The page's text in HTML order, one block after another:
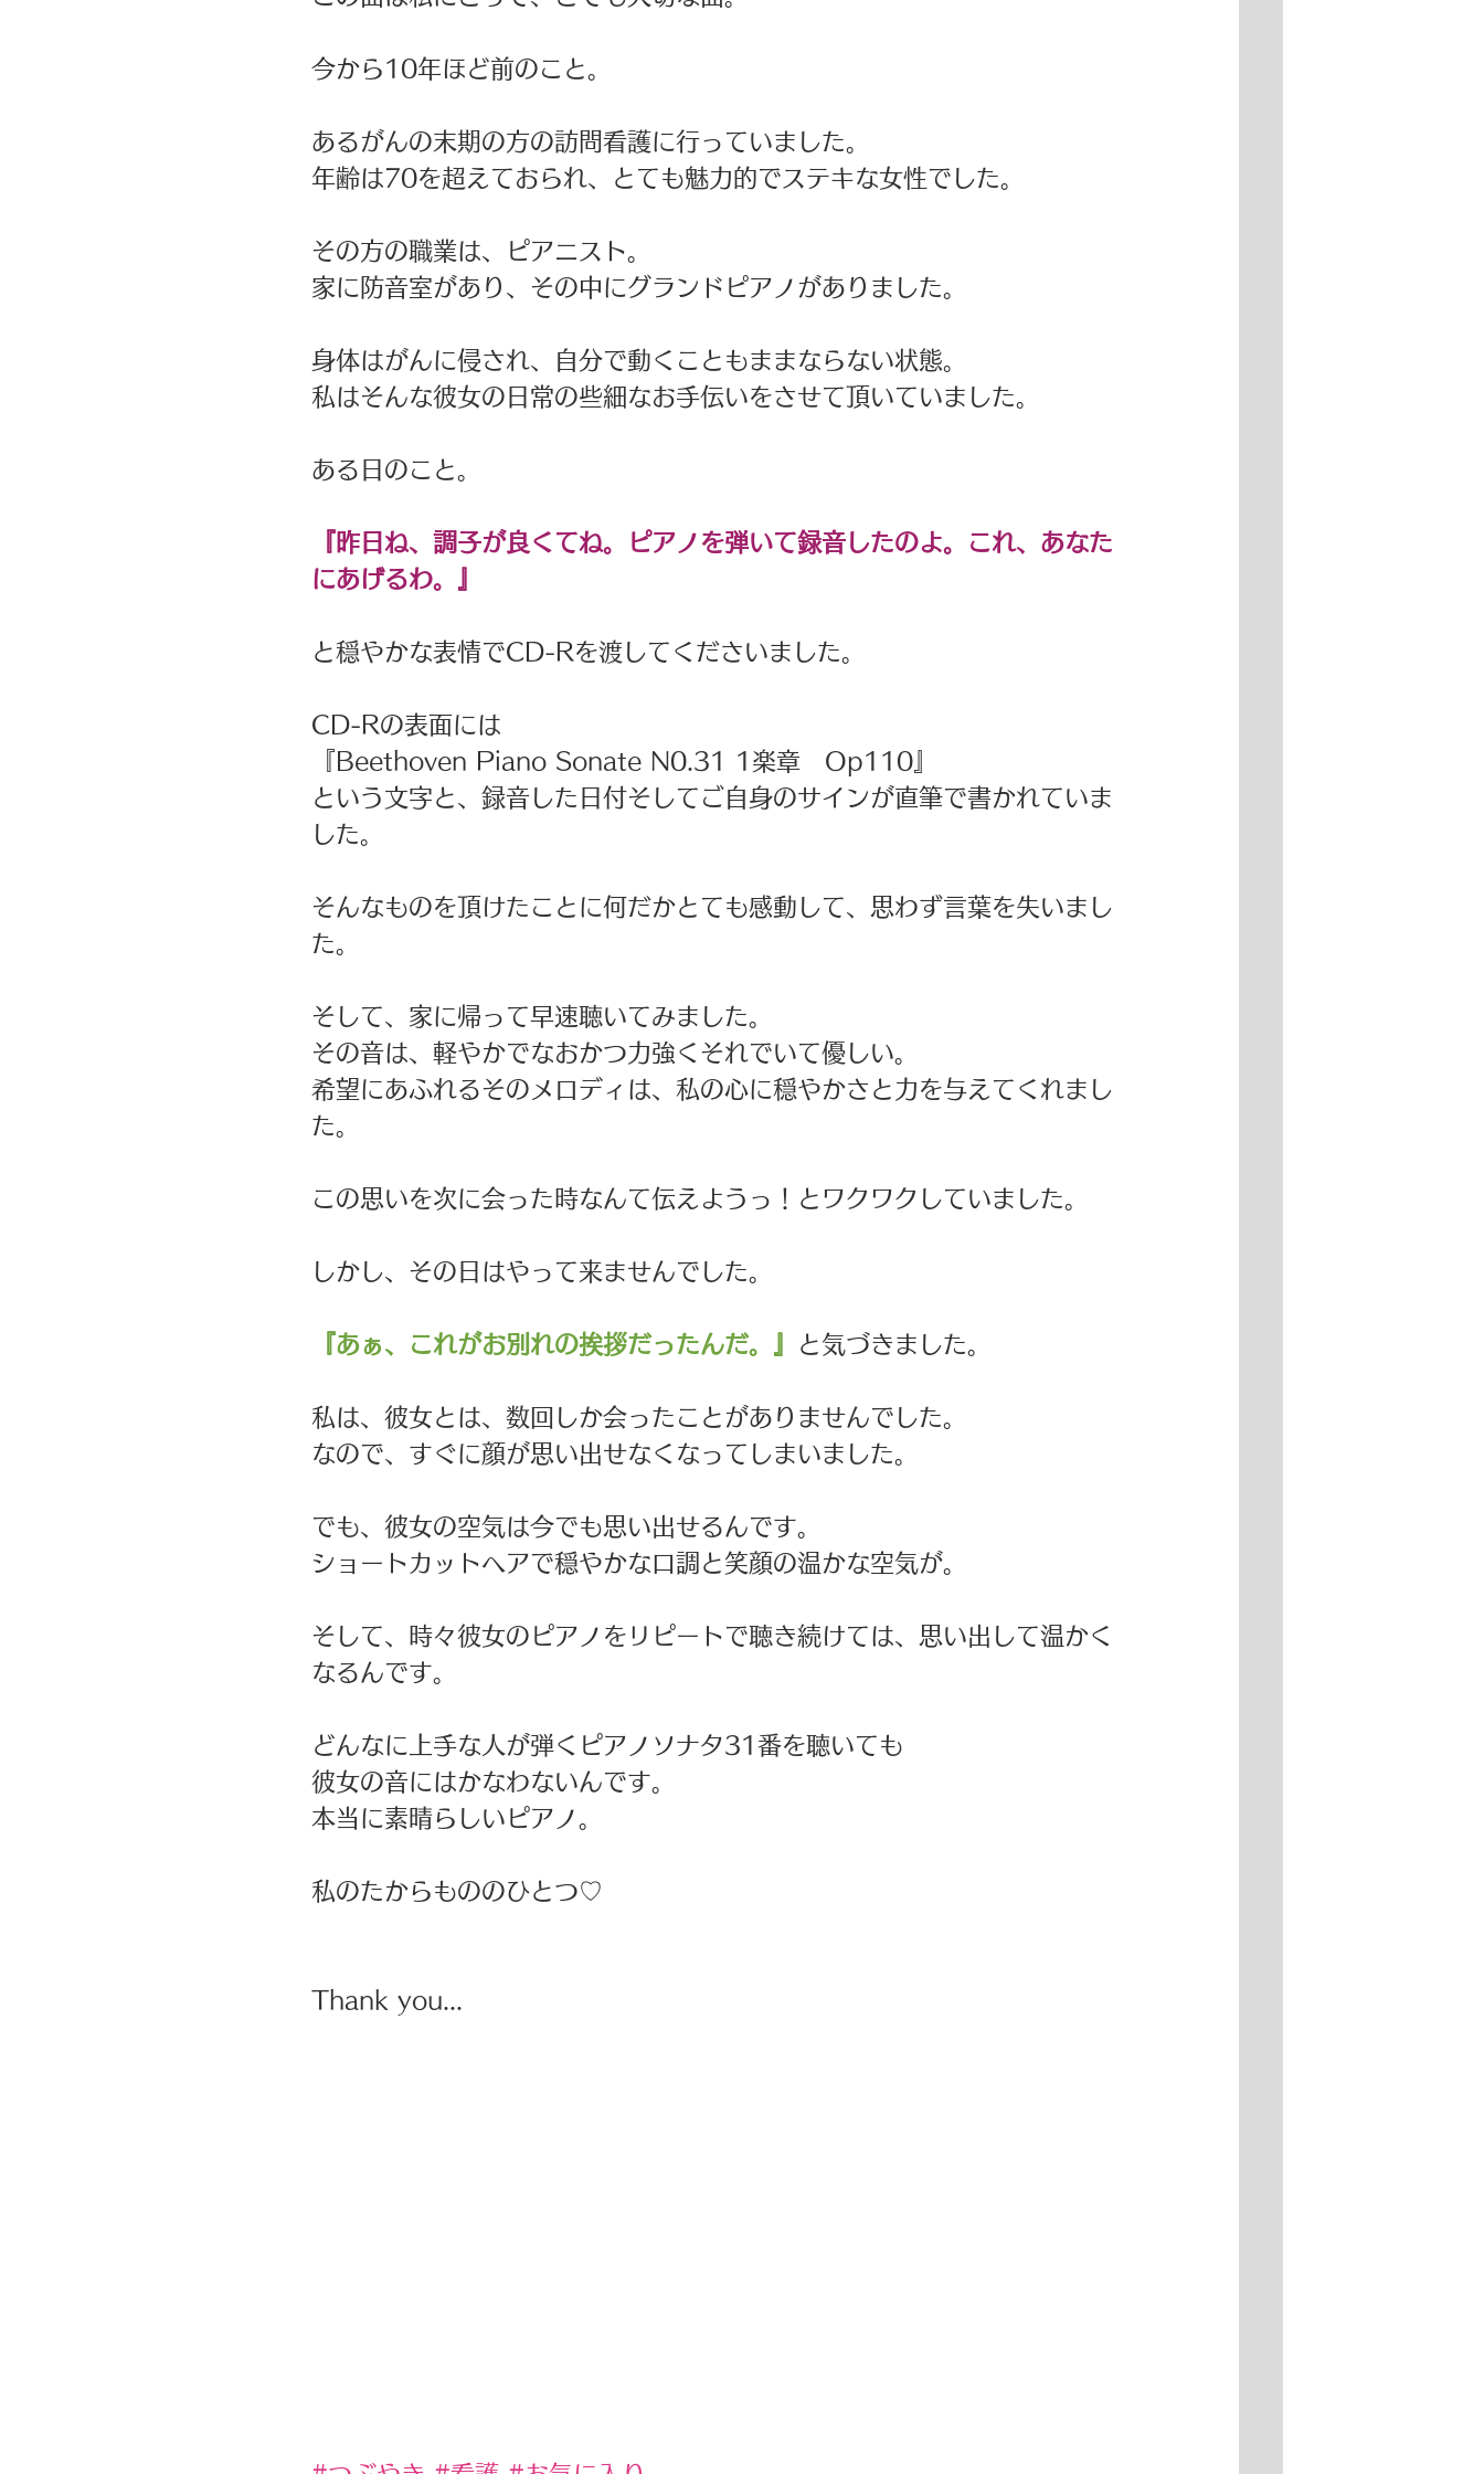
今から10年ほど前のこと。
あるがんの末期の方の訪問看護に行っていました。
年齢は70を超えておられ、とても魅力的でステキな女性でした。
その方の職業は、ピアニスト。
家に防音室があり、その中にグランドピアノがありました。
身体はがんに侵され、自分で動くこともままならない状態。
私はそんな彼女の日常の些細なお手伝いをさせて頂いていました。
ある日のこと。
『昨日ね、調子が良くてね。ピアノを弾いて録音したのよ。これ、あなた
にあげるわ。』
と穏やかな表情でCD-Rを渡してくださいました。
CD-Rの表面には
『Beethoven Piano Sonate N0.31 1楽章　Op110』
という文字と、録音した日付そしてご自身のサインが直筆で書かれていま
した。
そんなものを頂けたことに何だかとても感動して、思わず言葉を失いまし
た。
そして、家に帰って早速聴いてみました。
その音は、軽やかでなおかつ力強くそれでいて優しい。
希望にあふれるそのメロディは、私の心に穏やかさと力を与えてくれまし
た。
この思いを次に会った時なんて伝えようっ！とワクワクしていました。
しかし、その日はやって来ませんでした。
『あぁ、これがお別れの挨拶だったんだ。』 と気づきました。
私は、彼女とは、数回しか会ったことがありませんでした。
なので、すぐに顔が思い出せなくなってしまいました。
でも、彼女の空気は今でも思い出せるんです。
ショートカットヘアで穏やかな口調と笑顔の温かな空気が。
そして、時々彼女のピアノをリピートで聴き続けては、思い出して温かく
なるんです。
どんなに上手な人が弾くピアノソナタ31番を聴いても
彼女の音にはかなわないんです。
本当に素晴らしいピアノ。
私のたからもののひとつ♡
Thank you...